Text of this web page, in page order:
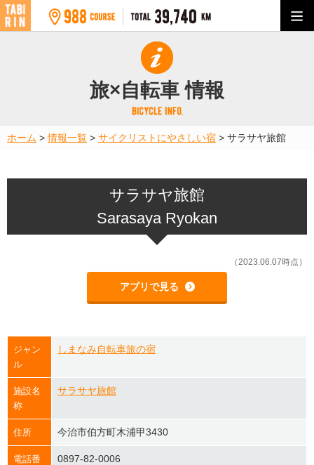
旅×自転車 情報
ホーム >情報一覧 > サイクリストにやさしい宿 > サラサヤ旅館
サラサヤ旅館
Sarasaya Ryokan
（2023.06.07時点）
アプリで見る
ジャン
ル
しまなみ自転車旅の宿
施設名
称
サラサヤ旅館
住所 今治市伯方町木浦甲3430
電話番
0897-82-0006